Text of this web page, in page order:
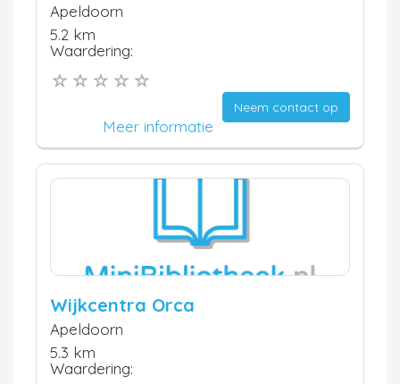
Apeldoorn
5.2 km
Waardering:
Neem contact op
Meer informatie
Wijkcentra Orca
Apeldoorn
5.3 km
Waardering: